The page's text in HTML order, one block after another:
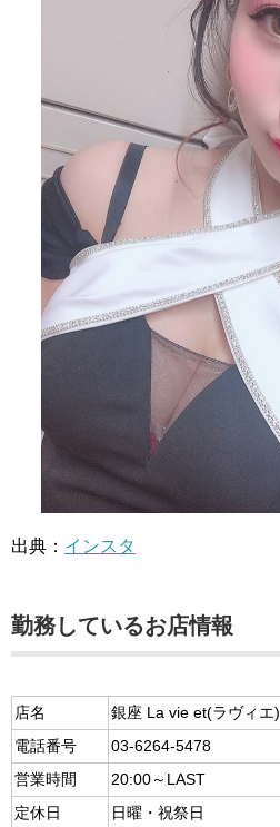
出典： インスタ
勤務しているお店情報
店名
銀座 La vie et(ラヴィエ)
電話番号
03-6264-5478
営業時間
20:00～LAST
定休日
日曜・祝祭日